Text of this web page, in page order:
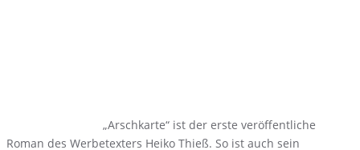
„Arschkarte“ ist der erste veröffentliche
Roman des Werbetexters Heiko Thieß. So ist auch sein